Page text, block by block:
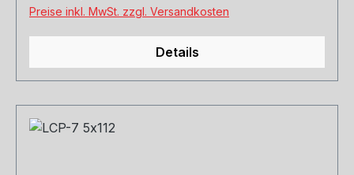
Preise inkl. MwSt. zzgl. Versandkosten
Details